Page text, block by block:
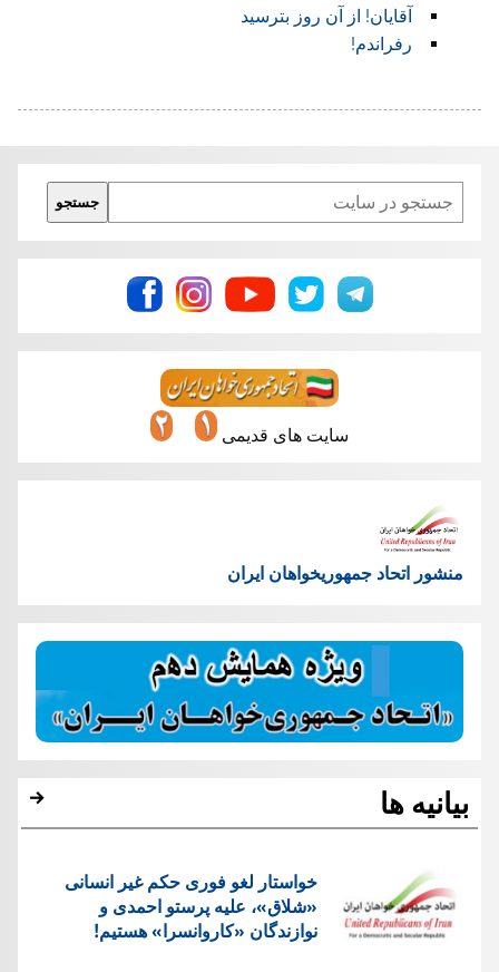
آقایان! از آن روز بترسید
رفراندم!
Search
جستجو
سایت های قدیمی
منشور اتحاد جمهوریخواهان ایران
بیانیه ها
خواستار لغو فوری حکم غیر انسانی
«شلاق»، علیه پرستو احمدی و
نوازندگان «کاروانسرا» هستیم!